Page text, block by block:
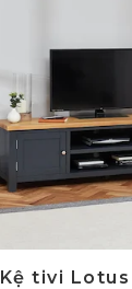
Kệ tivi Lotus